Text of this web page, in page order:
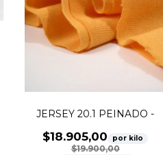
JERSEY 20.1 PEINADO -
$18.905,00 por kilo
$19.900,00